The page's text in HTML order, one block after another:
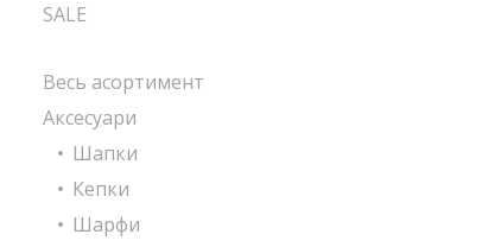
SALE
Весь асортимент
Аксесуари
Шапки
Кепки
Шарфи